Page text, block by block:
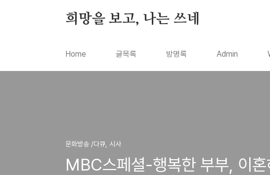
희망을 보고, 나는 쓰네
Home 글목록 방명록 Admin
문화방송 /다큐, 시사
MBC스페셜-행복한 부부, 이